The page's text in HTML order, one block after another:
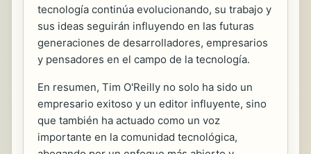
tecnología continúa evolucionando, su trabajo y
sus ideas seguirán influyendo en las futuras
generaciones de desarrolladores, empresarios
y pensadores en el campo de la tecnología.
En resumen, Tim O'Reilly no solo ha sido un
empresario exitoso y un editor influyente, sino
que también ha actuado como un voz
importante en la comunidad tecnológica,